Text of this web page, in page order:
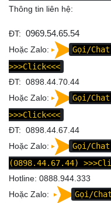
Thông tin liên hệ:
ĐT: 0969.54.65.54
Hoặc Zalo:
Gọi/
>>>Click<<<
ĐT: 0898.44.70.44
Hoặc Zalo:
Gọi/
>>>Click<<<
ĐT: 0898.44.67.44
Hoặc Zalo:
Gọi/
(0898.44.67.44)
Hotline: 0888.944.333
Hoặc Zalo:
Gọi/